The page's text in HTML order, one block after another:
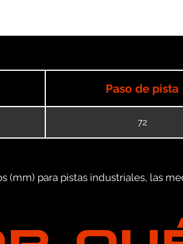
Paso de pista
72
(mm) para pistas industriales, las